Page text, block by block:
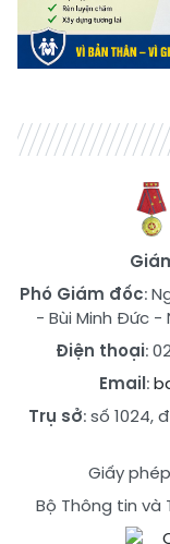
Phó Giám đốc:
- Bùi Minh Đức-
Điện thoại:
Email:
Trụ sở: số 1024,
Giấy
Bộ Thông tin